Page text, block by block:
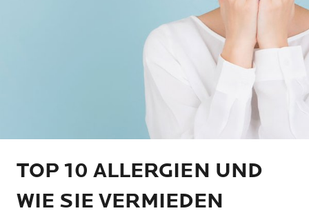
TOP 10 ALLERGIEN UND
WIE SIE VERMIEDEN